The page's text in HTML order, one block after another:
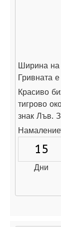
Ширина на
Гривната
Красиво
тигрово
знак Лъв.
15
Дни